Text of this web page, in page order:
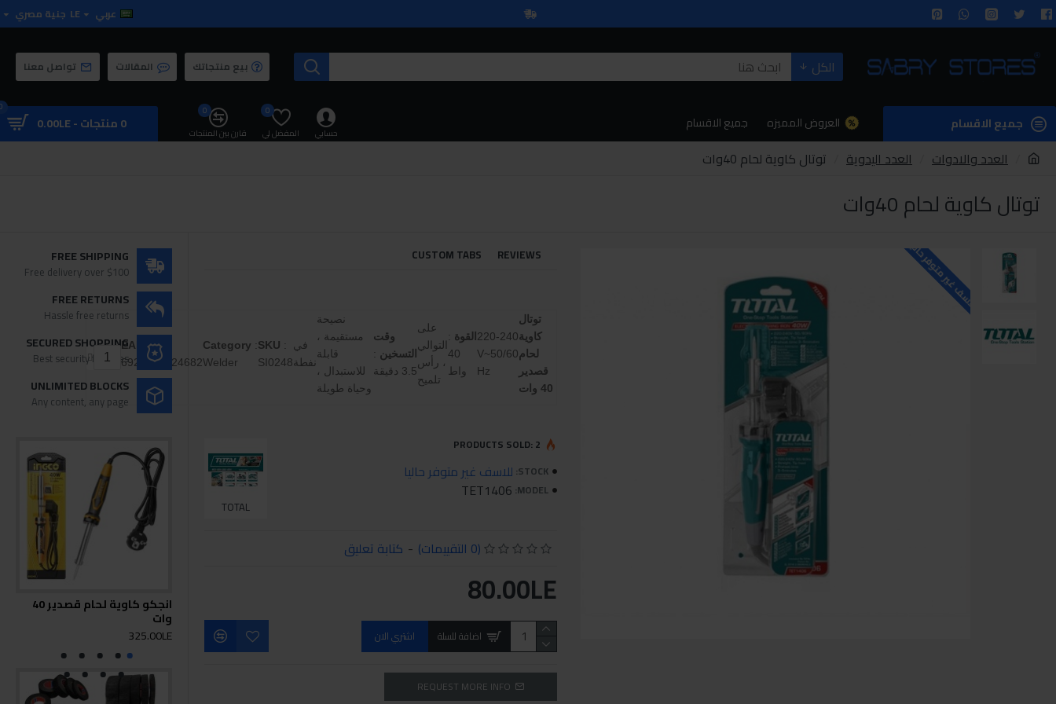
عربي LE جنية مصري
الكل بيع منتجاتك المقالات تواصل معنا
جميع الاقسام العروض المميزه جميع الاقسام
حسابي المفضل لي
0
قارن بين المنتجات
0
0 منتجات - 0.00LE
العدد والادوات العدد اليدوية توتال كاوية لحام 40وات
توتال كاوية لحام 40وات
للاسف غير متوفر حاليا REVIEWS
CUSTOM TABS
توتال
كاوية
لحام
قصدير
40 وات
220-240
V~50/60
Hz
القوة :
40
واط
على
التوالي
، رأس
تلميح
وقت
التسخين :
3.5 دقيقة
نصيحة
مستقيمة ،
قابلة
للاستبدال ،
وحياة طويلة
في
نفطة
SKU :
SI0248
Category :
Welder
EAN
:
6925582124682
STOCK: للاسف غير متوفر حاليا
MODEL:
TET1406
TOTAL
PRODUCTS SOLD: 2
(0 التقييمات) - كتابة تعليق
80.00LE
اضافة للسلة اشتري الان
REQUEST MORE INFO
FREE SHIPPING
Free delivery over $100
FREE RETURNS
Hassle free returns
SECURED SHOPPING
Best security features
UNLIMITED BLOCKS
Any content, any page
انجكو كاوية لحام قصدير 40
وات
325.00LE